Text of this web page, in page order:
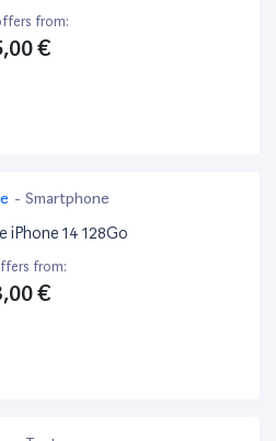
from:
€
- Smartphone
iPhone 14 128Go
from:
€